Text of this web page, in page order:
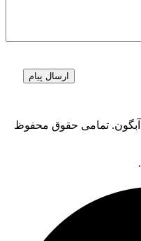
تمامی حقوق محفوظ